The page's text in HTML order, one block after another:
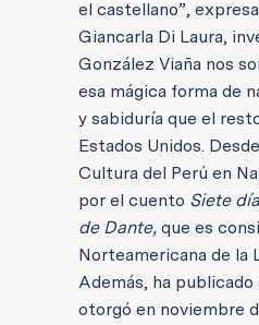
el castellano”,
Giancarla Di Laura,
González Viaña nos
esa mágica forma de
y sabiduría que el
Estados Unidos.
Cultura del Perú en
por el cuento Siete
de Dante, que es
Norteamericana de la
Además, ha
otorgó en noviembre